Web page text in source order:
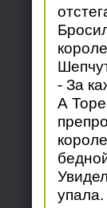
- За
А